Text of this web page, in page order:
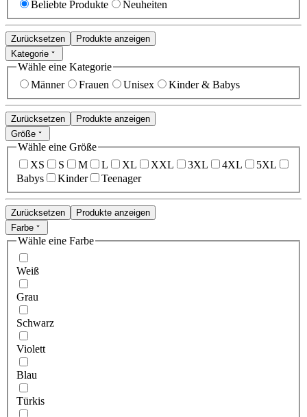
Beliebte Produkte Neuheiten
Zurücksetzen
Produkte anzeigen
Kategorie
Wähle eine Kategorie
Männer
Frauen Unisex Kinder & Babys
Zurücksetzen
Produkte anzeigen
Größe
Wähle eine Größe
XS
S M L XL XXL 3XL 4XL
5XL
Babys
Kinder Teenager
Zurücksetzen
Produkte anzeigen
Farbe
Wähle eine Farbe
Weiß
Grau
Schwarz
Violett
Blau
Türkis